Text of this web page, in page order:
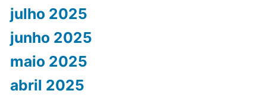
julho 2025
junho 2025
maio 2025
abril 2025